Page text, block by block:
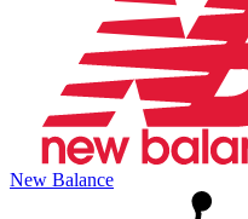
New Balance